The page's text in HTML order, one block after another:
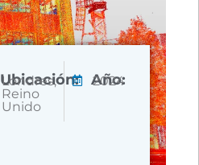
Ubicación:
Londres,
Reino
Unido
Año:
2024